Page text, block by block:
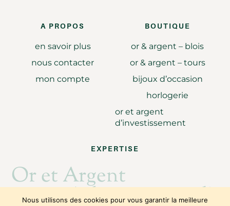
A PROPOS
en savoir plus
nous contacter
mon compte
BOUTIQUE
or & argent – blois
or & argent – tours
bijoux d’occasion
horlogerie
or et argent
d’investissement
EXPERTISE
Or et Argent
Achat revente d'or
Nous utilisons des cookies pour vous garantir la meilleure